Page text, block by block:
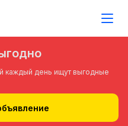
каждый день ищут выгодные